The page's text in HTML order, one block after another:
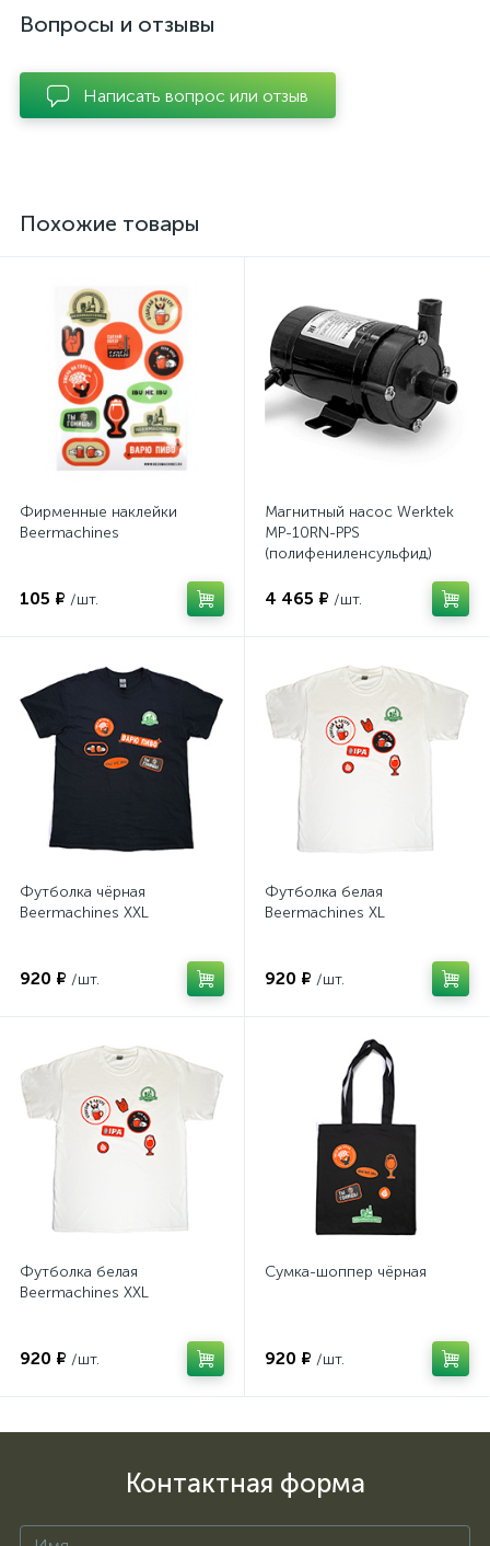
Вопросы и отзывы
Написать вопрос или отзыв
Похожие товары
Фирменные наклейки
Beermachines
105 ₽ /шт.
Магнитный насос Werktek
MP-10RN-PPS
(полифениленсульфид)
4 465 ₽ /шт.
Футболка чёрная
Beermachines XXL
920 ₽ /шт.
Футболка белая
Beermachines XL
920 ₽ /шт.
Футболка белая
Beermachines XXL
920 ₽ /шт.
Сумка-шоппер чёрная
920 ₽ /шт.
Контактная форма